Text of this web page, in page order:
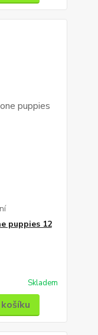
puppies 12
Skladem